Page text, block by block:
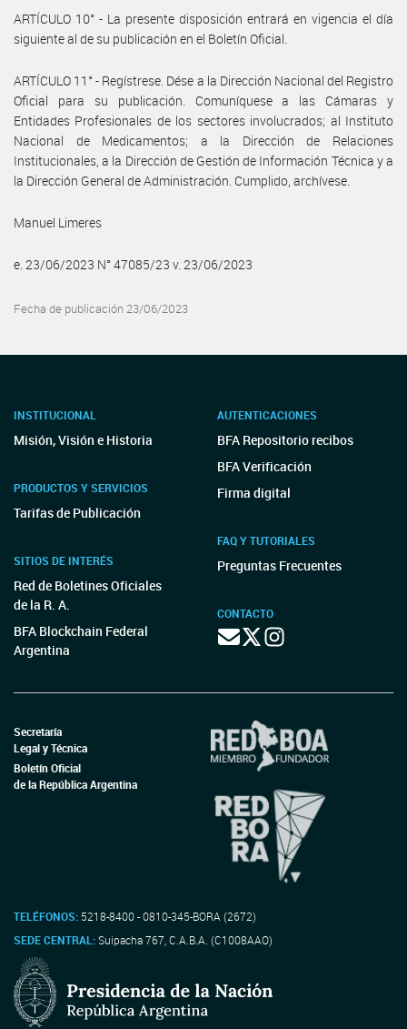
ARTÍCULO 10° - La presente disposición entrará en vigencia el día
siguiente al de su publicación en el Boletín Oficial.
ARTÍCULO 11° - Regístrese. Dése a la Dirección Nacional del Registro
Oficial para su publicación. Comuníquese a las Cámaras y
Entidades Profesionales de los sectores involucrados; al Instituto
Nacional de Medicamentos; a la Dirección de Relaciones
Institucionales, a la Dirección de Gestión de Información Técnica y a
la Dirección General de Administración. Cumplido, archívese.
Manuel Limeres
e. 23/06/2023 N° 47085/23 v. 23/06/2023
Fecha de publicación 23/06/2023
INSTITUCIONAL
Misión, Visión e Historia
PRODUCTOS Y SERVICIOS
Tarifas de Publicación
SITIOS DE INTERÉS
Red de Boletines Oficiales
de la R. A.
BFA Blockchain Federal
Argentina
AUTENTICACIONES
BFA Repositorio recibos
BFA Verificación
Firma digital
FAQ Y TUTORIALES
Preguntas Frecuentes
CONTACTO
Secretaría
Legal y Técnica
Boletín Oficial
de la República Argentina
TELÉFONOS: 5218-8400 - 0810-345-BORA (2672)
SEDE CENTRAL:Suipacha 767, C.A.B.A. (C1008AAO)